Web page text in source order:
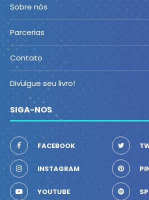
Sobre nós
Parcerias
Contato
Divulgue seu livro!
SIGA-NOS
FACEBOOK
INSTAGRAM
YOUTUBE